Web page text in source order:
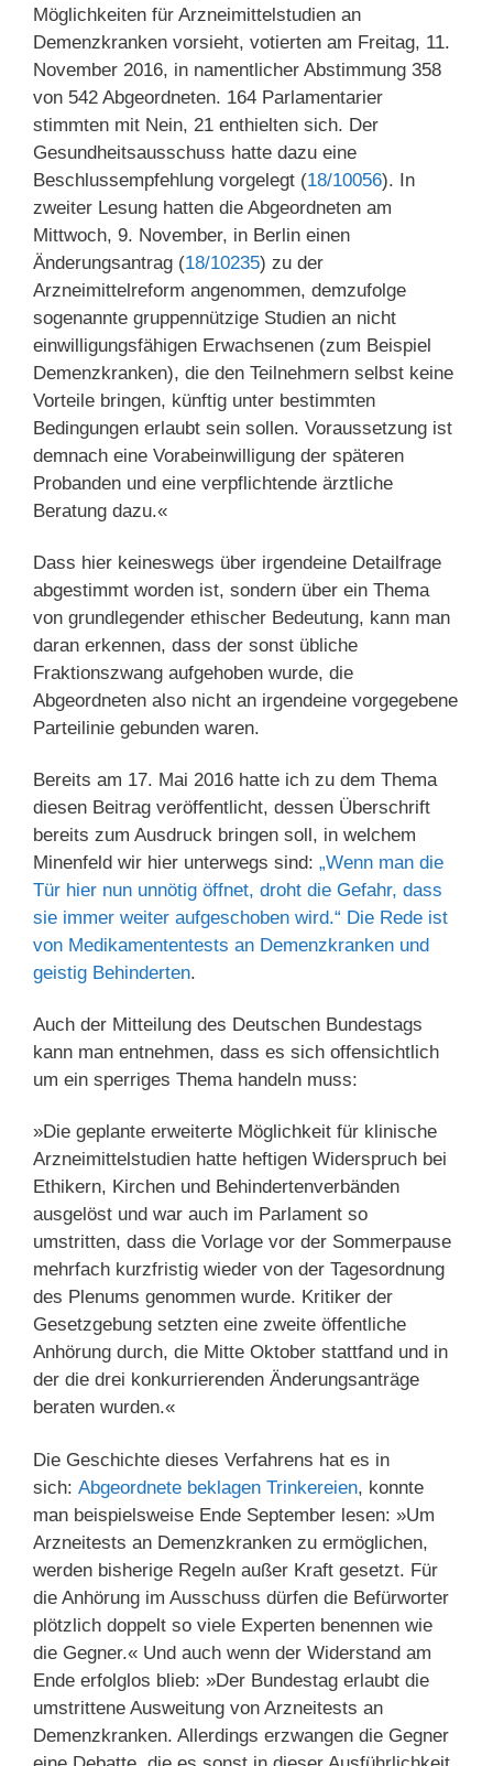
Möglichkeiten für Arzneimittelstudien an
Demenzkranken vorsieht, votierten am Freitag, 11.
November 2016, in namentlicher Abstimmung 358
von 542 Abgeordneten. 164 Parlamentarier
stimmten mit Nein, 21 enthielten sich. Der
Gesundheitsausschuss hatte dazu eine
Beschlussempfehlung vorgelegt (18/10056). In
zweiter Lesung hatten die Abgeordneten am
Mittwoch, 9. November, in Berlin einen
Änderungsantrag (18/10235) zu der
Arzneimittelreform angenommen, demzufolge
sogenannte gruppennützige Studien an nicht
einwilligungsfähigen Erwachsenen (zum Beispiel
Demenzkranken), die den Teilnehmern selbst keine
Vorteile bringen, künftig unter bestimmten
Bedingungen erlaubt sein sollen. Voraussetzung ist
demnach eine Vorabeinwilligung der späteren
Probanden und eine verpflichtende ärztliche
Beratung dazu.«
Dass hier keineswegs über irgendeine Detailfrage
abgestimmt worden ist, sondern über ein Thema
von grundlegender ethischer Bedeutung, kann man
daran erkennen, dass der sonst übliche
Fraktionszwang aufgehoben wurde, die
Abgeordneten also nicht an irgendeine vorgegebene
Parteilinie gebunden waren.
Bereits am 17. Mai 2016 hatte ich zu dem Thema
diesen Beitrag veröffentlicht, dessen Überschrift
bereits zum Ausdruck bringen soll, in welchem
Minenfeld wir hier unterwegs sind: „Wenn man die
Tür hier nun unnötig öffnet, droht die Gefahr, dass
sie immer weiter aufgeschoben wird.“ Die Rede ist
von Medikamententests an Demenzkranken und
geistig Behinderten.
Auch der Mitteilung des Deutschen Bundestags
kann man entnehmen, dass es sich offensichtlich
um ein sperriges Thema handeln muss:
»Die geplante erweiterte Möglichkeit für klinische
Arzneimittelstudien hatte heftigen Widerspruch bei
Ethikern, Kirchen und Behindertenverbänden
ausgelöst und war auch im Parlament so
umstritten, dass die Vorlage vor der Sommerpause
mehrfach kurzfristig wieder von der Tagesordnung
des Plenums genommen wurde. Kritiker der
Gesetzgebung setzten eine zweite öffentliche
Anhörung durch, die Mitte Oktober stattfand und in
der die drei konkurrierenden Änderungsanträge
beraten wurden.«
Die Geschichte dieses Verfahrens hat es in
sich: Abgeordnete beklagen Trinkereien, konnte
man beispielsweise Ende September lesen: »Um
Arzneitests an Demenzkranken zu ermöglichen,
werden bisherige Regeln außer Kraft gesetzt. Für
die Anhörung im Ausschuss dürfen die Befürworter
plötzlich doppelt so viele Experten benennen wie
die Gegner.« Und auch wenn der Widerstand am
Ende erfolglos blieb: »Der Bundestag erlaubt die
umstrittene Ausweitung von Arzneitests an
Demenzkranken. Allerdings erzwangen die Gegner